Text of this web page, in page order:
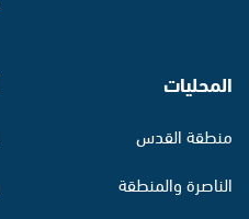
المحليات
منطقة القدس
الناصرة والمنطقة